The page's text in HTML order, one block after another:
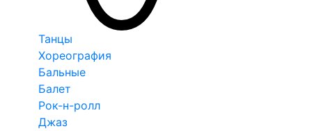
Танцы
Хореография
Бальные
Балет
Рок-н-ролл
Джаз